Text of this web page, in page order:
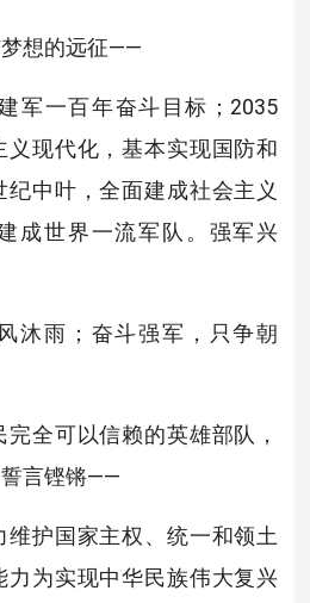
想的远征——
一百年奋斗目标；2035
义现代化，基本实现国防和
中叶，全面建成社会主义
成世界一流军队。强军兴
雨；奋斗强军，只争朝
全可以信赖的英雄部队，
言铿锵——
护国家主权、统一和领土
力为实现中华民族伟大复兴